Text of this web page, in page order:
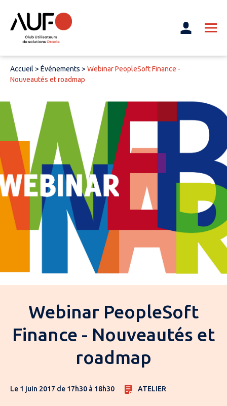
Accueil > Événements > Webinar PeopleSoft Finance -
Nouveautés et roadmap
Webinar PeopleSoft
Finance - Nouveautés et
roadmap
Le 1 juin 2017 de 17h30 à 18h30 ATELIER